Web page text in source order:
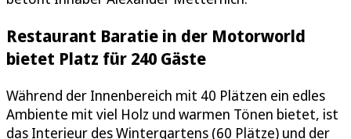
Restaurant Baratie in der Motorworld
bietet Platz für 240 Gäste
Während der Innenbereich mit 40 Plätzen ein edles
Ambiente mit viel Holz und warmen Tönen bietet, ist
das Interieur des Wintergartens (60 Plätze) und der